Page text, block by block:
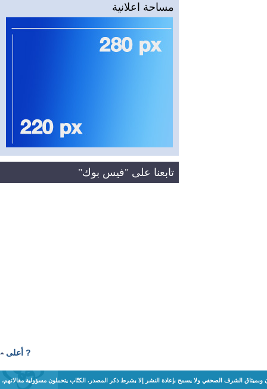
مساحة اعلانية
تابعنا على "فيس بوك"
? أعلى
الشرف الصحفي ولا يسمح بإعادة النشر إلا بشرط ذكر المصدر. الكتّاب يتحملون مسؤولية مقالاتهم،